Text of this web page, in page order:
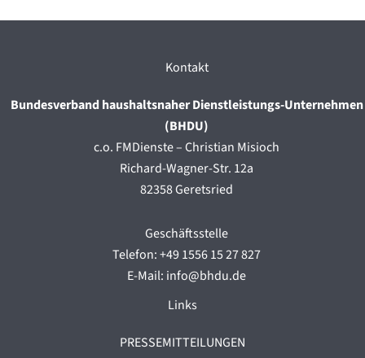
Kontakt
Bundesverband haushaltsnaher Dienstleistungs-Unternehmen
(BHDU)
c.o. FMDienste – Christian Misioch
Richard-Wagner-Str. 12a
82358 Geretsried
Geschäftsstelle
Telefon: +49 1556 15 27 827
E-Mail: info@bhdu.de
Links
PRESSEMITTEILUNGEN